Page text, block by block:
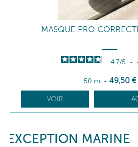
MASQUE PRO
4.7/5 -
50 ml - 49,50 €
VOIR
EXCEPTION MARINE